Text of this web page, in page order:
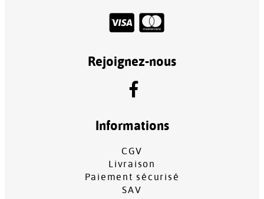
Rejoignez-nous
Informations
CGV
Livraison
Paiement sécurisé
SAV